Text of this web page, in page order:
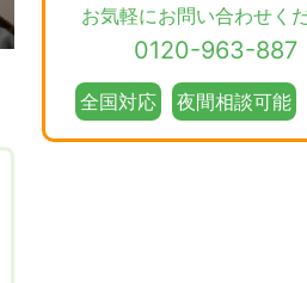
お気軽にお問い合わせく
0120-963-887
全国対応 夜間相談可能